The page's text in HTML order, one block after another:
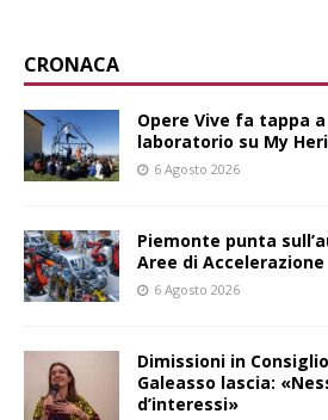
CRONACA
Opere Vive fa tappa
laboratorio su My
6 Agosto 2026
Piemonte punta
Aree di Accelerazione
6 Agosto 2026
Dimissioni in
Galeasso lascia:
d’interessi»